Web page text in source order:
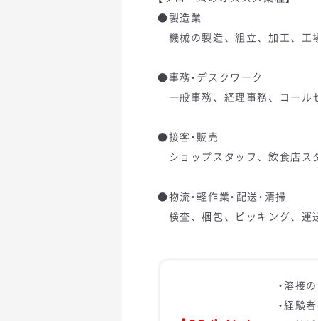
●製造業
機械の製造、組立、加工、
●事務・デスクワーク
一般事務、経理事務、コー
●接客・販売
ショップスタッフ、飲食店ス
●物流・軽作業・配送・清掃
検査、梱包、ピッキング、
・溶接
・経験